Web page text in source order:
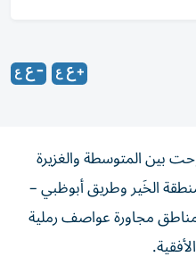
بين المتوسطة والغزيرة
الخَير وطريق أبوظبي –
مجاورة عواصف رملية